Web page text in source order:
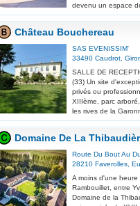
devenu un espace
Château Bouchereau
SAS EVENISSIM'
33490 Caudrot
SALLE DE
(33) Un site
privés ou
XIIIème, parc
les rives de la
Domaine De La
Route Du Bout Au
28210 Faverolles
A moins d'une
Rambouillet, entre
Domaine de la